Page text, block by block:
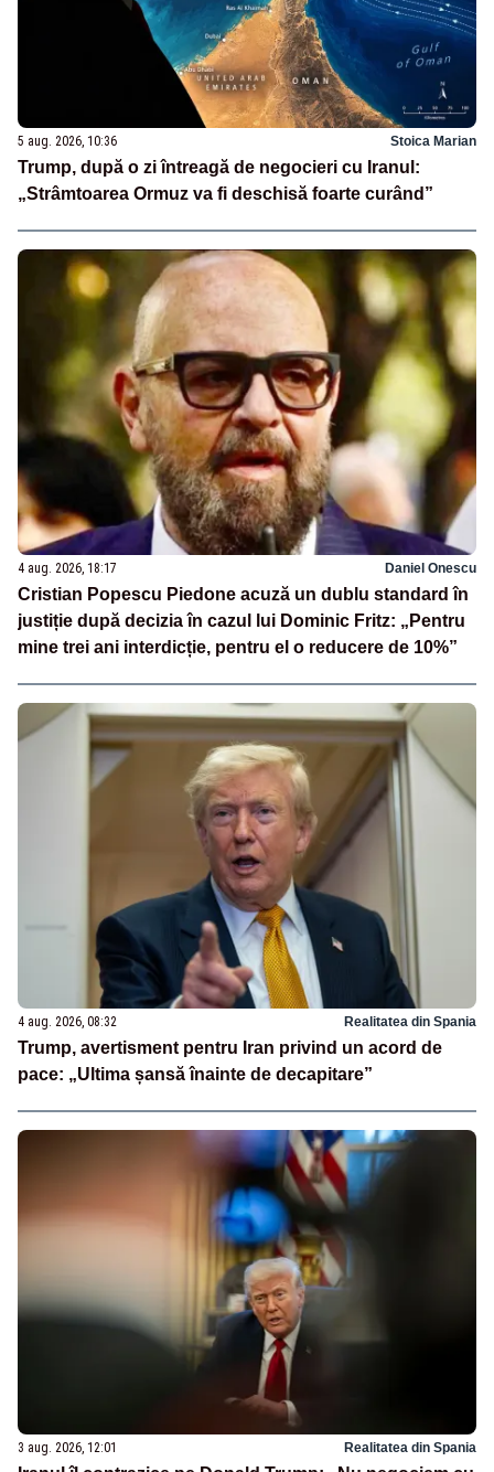
5 aug. 2026, 10:36 Stoica Marian
Trump, după o zi întreagă de negocieri cu Iranul:
„Strâmtoarea Ormuz va fi deschisă foarte curând”
4 aug. 2026, 18:17 Daniel Onescu
Cristian Popescu Piedone acuză un dublu standard în
justiție după decizia în cazul lui Dominic Fritz: „Pentru
mine trei ani interdicție, pentru el o reducere de 10%”
4 aug. 2026, 08:32 Realitatea din Spania
Trump, avertisment pentru Iran privind un acord de
pace: „Ultima șansă înainte de decapitare”
3 aug. 2026, 12:01 Realitatea din Spania